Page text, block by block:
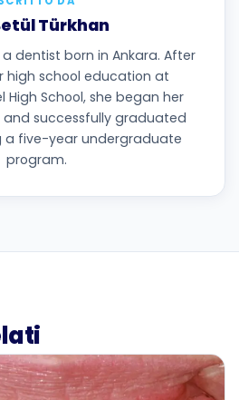
Türkhan
a dentist born in Ankara. After
high school education at
High School, she began her
successfully graduated
five-year undergraduate
program.